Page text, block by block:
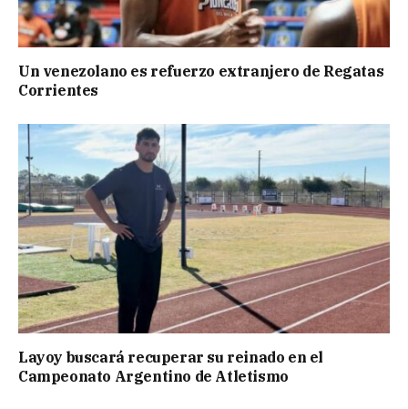
Un venezolano es refuerzo extranjero de Regatas
Corrientes
Layoy buscará recuperar su reinado en el
Campeonato Argentino de Atletismo